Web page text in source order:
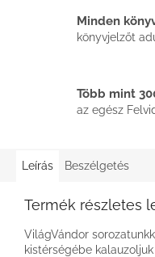
Minden
könyvjelzőt
Több mint
az egész
Leírás Beszélgetés
Termék részletes
VilágVándor
kistérségébe